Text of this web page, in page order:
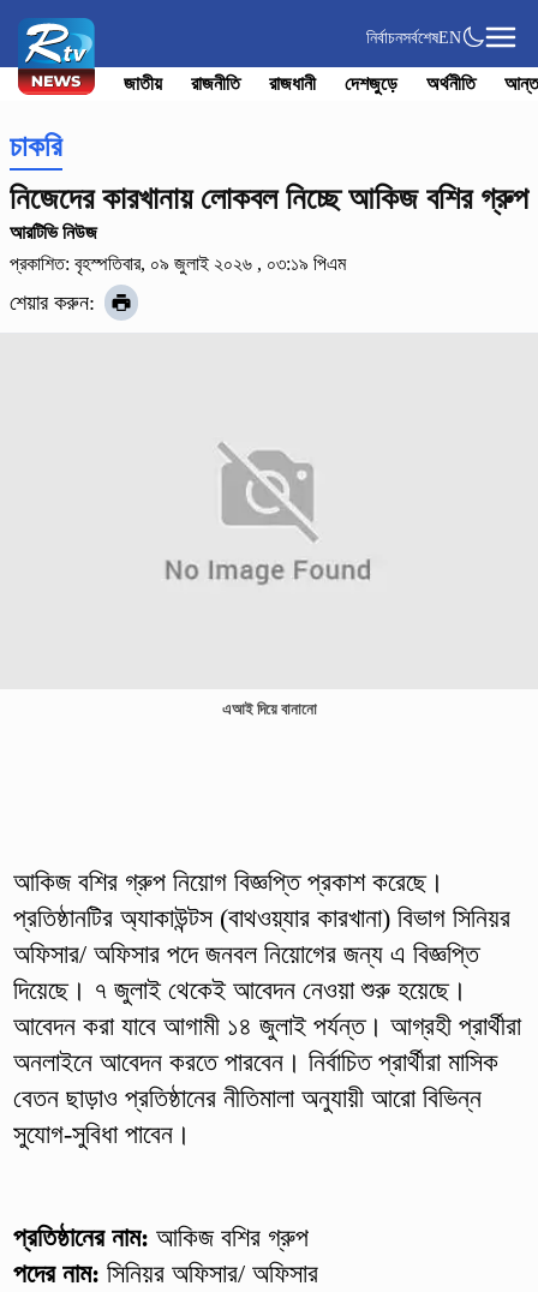
নির্বাচনসর্বশেষEN
জাতীয় রাজনীতি রাজধানী দেশজুড়ে অর্থনীতি
চাকরি
নিজেদের কারখানায় লোকবল নিচ্ছে আকিজ বশির গ্রুপ
আরটিভি নিউজ
প্রকাশিত: বৃহস্পতিবার, ০৯ জুলাই ২০২৬ , ০৩:১৯ পিএম
শেয়ার করুন:
এআই দিয়ে বানানো
আকিজ বশির গ্রুপ নিয়োগ বিজ্ঞপ্তি প্রকাশ করেছে।
প্রতিষ্ঠানটির অ্যাকাউন্টস (বাথওয়্যার কারখানা) বিভাগ সিনিয়র
অফিসার/ অফিসার পদে জনবল নিয়োগের জন্য এ বিজ্ঞপ্তি
দিয়েছে। ৭ জুলাই থেকেই আবেদন নেওয়া শুরু হয়েছে।
আবেদন করা যাবে আগামী ১৪ জুলাই পর্যন্ত। আগ্রহী প্রার্থীরা
অনলাইনে আবেদন করতে পারবেন। নির্বাচিত প্রার্থীরা মাসিক
বেতন ছাড়াও প্রতিষ্ঠানের নীতিমালা অনুযায়ী আরো বিভিন্ন
সুযোগ-সুবিধা পাবেন।
প্রতিষ্ঠানের নাম: আকিজ বশির গ্রুপ
পদের নাম: সিনিয়র অফিসার/ অফিসার